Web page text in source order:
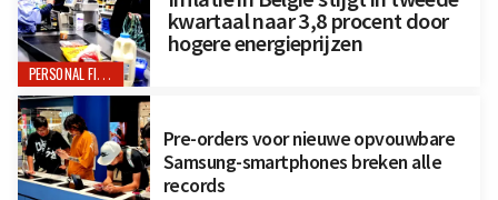
PERSONAL FINANCE
kwartaal naar 3,8 procent door
hogere energieprijzen
Pre-orders voor nieuwe opvouwbare
Samsung-smartphones breken alle
records